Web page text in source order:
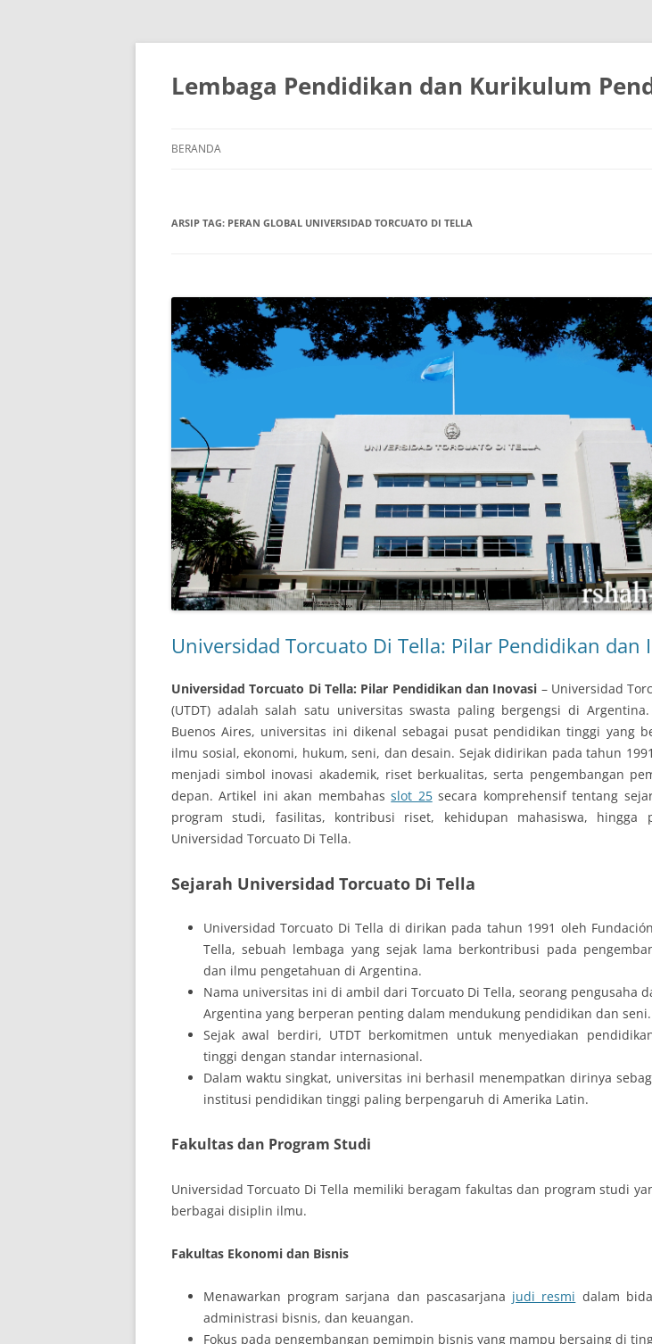
Lembaga Pendidikan dan Kurikulum
BERANDA
ARSIP TAG: PERAN GLOBAL UNIVERSIDAD TORCUATO DI TELLA
Universidad Torcuato Di Tella: Pilar Pendidikan dan
Universidad Torcuato Di Tella: Pilar Pendidikan dan Inovasi – Universidad
(UTDT) adalah salah satu universitas swasta paling bergengsi di
Buenos Aires, universitas ini dikenal sebagai pusat pendidikan tinggi yang
ilmu sosial, ekonomi, hukum, seni, dan desain. Sejak didirikan pada tahun
menjadi simbol inovasi akademik, riset berkualitas, serta pengembangan
depan. Artikel ini akan membahasslot 25secara komprehensif tentang
program studi, fasilitas, kontribusi riset, kehidupan mahasiswa, hingga
Universidad Torcuato Di Tella.
Sejarah Universidad Torcuato Di Tella
Universidad Torcuato Di Tella di dirikan pada tahun 1991 oleh
Tella, sebuah lembaga yang sejak lama berkontribusi pada
dan ilmu pengetahuan di Argentina.
Nama universitas ini di ambil dari Torcuato Di Tella, seorang pengusaha
Argentina yang berperan penting dalam mendukung pendidikan dan seni.
Sejak awal berdiri, UTDT berkomitmen untuk menyediakan
tinggi dengan standar internasional.
Dalam waktu singkat, universitas ini berhasil menempatkan dirinya
institusi pendidikan tinggi paling berpengaruh di Amerika Latin.
Fakultas dan Program Studi
Universidad Torcuato Di Tella memiliki beragam fakultas dan program studi
berbagai disiplin ilmu.
Fakultas Ekonomi dan Bisnis
Menawarkan program sarjana dan pascasarjana judi resmi dalam
administrasi bisnis, dan keuangan.
Fokus pada pengembangan pemimpin bisnis yang mampu bersaing di